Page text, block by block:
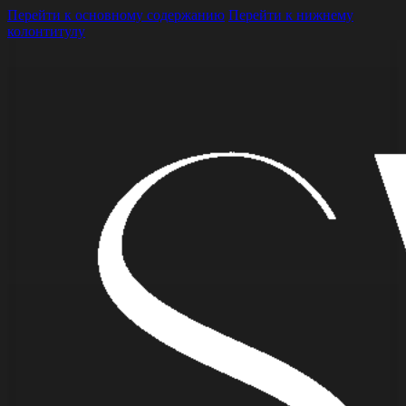
Перейти к основному содержанию Перейти к нижнему
колонтитулу